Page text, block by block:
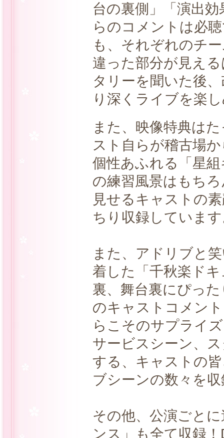
台の裏側」「演出
らのコメントは必
も、それぞれのチ
違った部分が見え
タリーを聞いた後
り深くライブを楽
また、映像特典は
スト自らが稽古場
個性あふれる「星
の練習風景はもち
見せるキャストの
ちり収録していま
また、アドリブと
着した「千秋楽ド
裏、舞台裏にぴっ
のキャストコメン
らこそのサプライ
サービスシーン、
する、キャストの
ブシーンの数々を
その他、公演ごと
ンス」も全て収録